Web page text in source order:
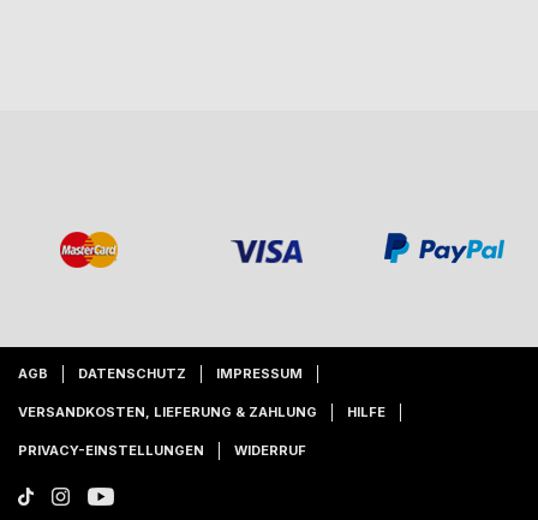
AGB DATENSCHUTZ IMPRESSUM
VERSANDKOSTEN, LIEFERUNG & ZAHLUNG HILFE
PRIVACY-EINSTELLUNGEN WIDERRUF